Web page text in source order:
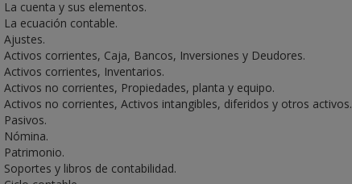
La cuenta y sus elementos.
La ecuación contable.
Ajustes.
Activos corrientes, Caja, Bancos, Inversiones y Deudores.
Activos corrientes, Inventarios.
Activos no corrientes, Propiedades, planta y equipo.
Activos no corrientes, Activos intangibles, diferidos y otros activos.
Pasivos.
Nómina.
Patrimonio.
Soportes y libros de contabilidad.